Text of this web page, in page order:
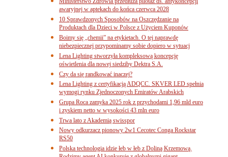
awaryjnej w aptekach do końca czerwca 2028
10 Sprawdzonych Sposobów na Oszczędzanie na
Produktach dla Dzieci w Polsce z Użyciem Kuponów
Boimy się „chemii” na etykietach. O tej naprawdę
niebezpiecznej przypominamy sobie dopiero w sytuacj
Lena Lighting stworzyła kompleksową koncepcję
oświetlenia dla nowej siedziby Dektra S.A.
Czy da się randkować inaczej?
Lena Lighting z certyfikacją ADQCC. SKVER LED spełnia
wymogi rynku Zjednoczonych Emiratów Arabskich
Grupa Roca zamyka 2025 rok z przychodami 1,96 mld euro
i zyskiem netto w wysokości 43 mln euro
Trwa lato z Akademią swisspor
Nowy odkurzacz pionowy 2w1 Cecotec Conga Rockstar
RS50
Polska technologia idzie łeb w łeb z Doliną Krzemową.